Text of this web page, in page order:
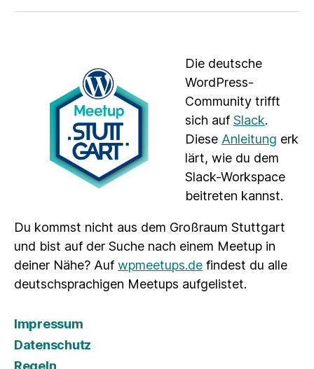
Die deutsche
WordPress-
Community trifft
sich auf Slack.
Diese Anleitung erk
lärt, wie du dem
Slack-Workspace
beitreten kannst.
Du kommst nicht aus dem Großraum Stuttgart
und bist auf der Suche nach einem Meetup in
deiner Nähe? Auf wpmeetups.de findest du alle
deutschsprachigen Meetups aufgelistet.
Impressum
Datenschutz
Regeln